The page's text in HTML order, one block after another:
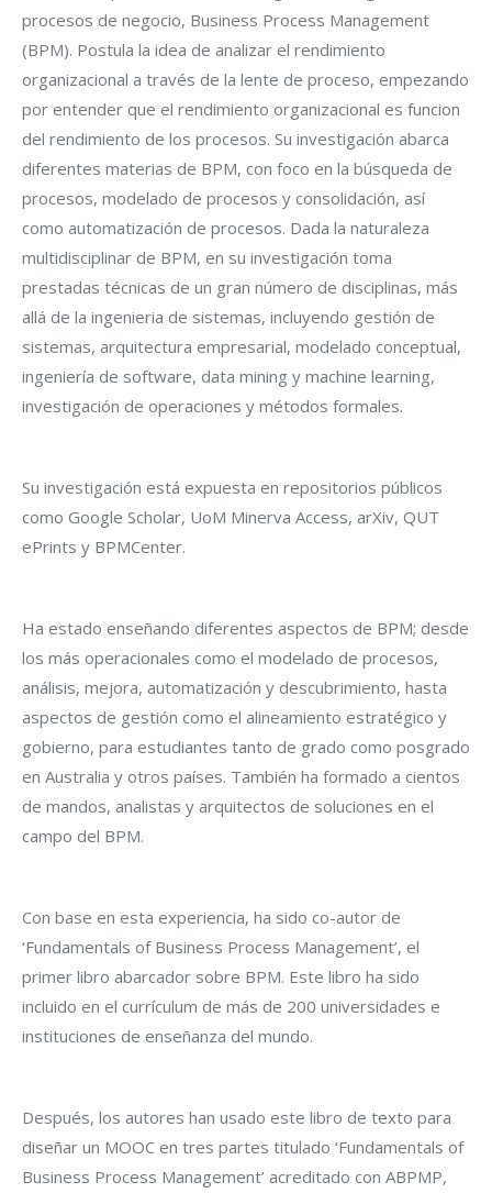
procesos de negocio, Business Process Management
(BPM). Postula la idea de analizar el rendimiento
organizacional a través de la lente de proceso, empezando
por entender que el rendimiento organizacional es funcion
del rendimiento de los procesos. Su investigación abarca
diferentes materias de BPM, con foco en la búsqueda de
procesos, modelado de procesos y consolidación, así
como automatización de procesos. Dada la naturaleza
multidisciplinar de BPM, en su investigación toma
prestadas técnicas de un gran número de disciplinas, más
allá de la ingenieria de sistemas, incluyendo gestión de
sistemas, arquitectura empresarial, modelado conceptual,
ingeniería de software, data mining y machine learning,
investigación de operaciones y métodos formales.
Su investigación está expuesta en repositorios públicos
como Google Scholar, UoM Minerva Access, arXiv, QUT
ePrints y BPMCenter.
Ha estado enseñando diferentes aspectos de BPM; desde
los más operacionales como el modelado de procesos,
análisis, mejora, automatización y descubrimiento, hasta
aspectos de gestión como el alineamiento estratégico y
gobierno, para estudiantes tanto de grado como posgrado
en Australia y otros países. También ha formado a cientos
de mandos, analistas y arquitectos de soluciones en el
campo del BPM.
Con base en esta experiencia, ha sido co-autor de
‘Fundamentals of Business Process Management’, el
primer libro abarcador sobre BPM. Este libro ha sido
incluido en el currículum de más de 200 universidades e
instituciones de enseñanza del mundo.
Después, los autores han usado este libro de texto para
diseñar un MOOC en tres partes titulado ‘Fundamentals of
Business Process Management’ acreditado con ABPMP,